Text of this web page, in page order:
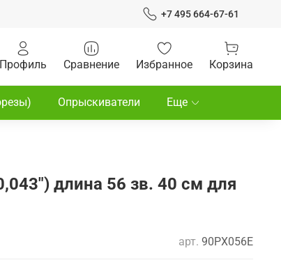
+7 495 664-67-61
Профиль Сравнение Избранное Корзина
Опрыскиватели Еще
длина 56 зв. 40 см для
арт. 90PX056E